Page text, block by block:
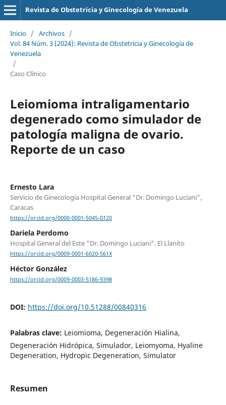
Revista de Obstetricia y Ginecología de Venezuela
Inicio / Archivos /
Vol. 84 Núm. 3 (2024): Revista de Obstetricia y Ginecología de
Venezuela
/
Caso Clínico
Leiomioma intraligamentario
degenerado como simulador de
patología maligna de ovario.
Reporte de un caso
Ernesto Lara
Servicio de Ginecología Hospital General “Dr. Domingo Luciani”,
Caracas
https://orcid.org/0000-0001-5045-0120
Dariela Perdomo
Hospital General del Este "Dr. Domingo Luciani". El Llanito
https://orcid.org/0009-0001-6020-561X
Héctor González
https://orcid.org/0009-0003-5186-9398
DOI: https://doi.org/10.51288/00840316
Palabras clave: Leiomioma, Degeneración Hialina,
Degeneración Hidrópica, Simulador, Leiomyoma, Hyaline
Degeneration, Hydropic Degeneration, Simulator
Resumen